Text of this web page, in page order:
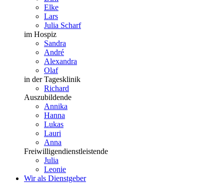
Elke
Lars
Julia Scharf
im Hospiz
Sandra
André
Alexandra
Olaf
in der Tagesklinik
Richard
Auszubildende
Annika
Hanna
Lukas
Lauri
Anna
Freiwilligendienstleistende
Julia
Leonie
Wir als Dienstgeber